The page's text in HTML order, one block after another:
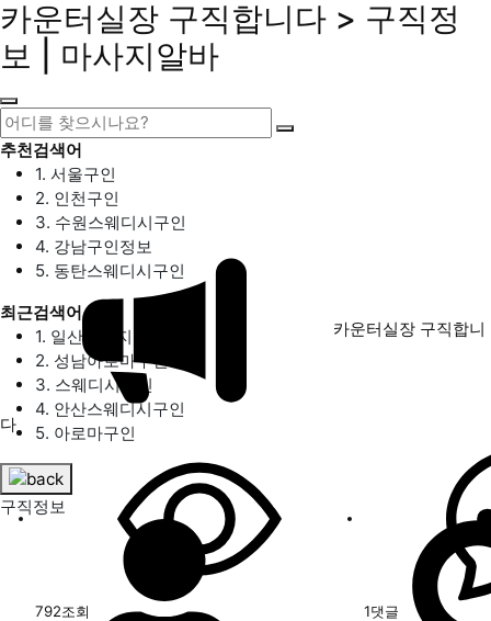
카운터실장 구직합니다 > 구직정
보 | 마사지알바
추천검색어
1. 서울구인
2. 인천구인
3. 수원스웨디시구인
4. 강남구인정보
5. 동탄스웨디시구인
최근검색어
1. 일산마사지구인
2. 성남아로마구인
3. 스웨디시구인
4. 안산스웨디시구인
5. 아로마구인
구직정보
카운터실장 구직합니
다
792조회 1댓글